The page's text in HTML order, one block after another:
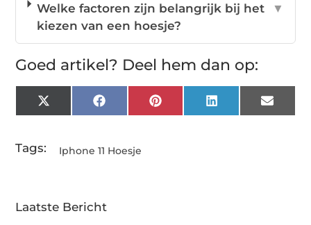
Welke factoren zijn belangrijk bij het
kiezen van een hoesje?
▼
Goed artikel? Deel hem dan op:
X
(Twitter)
FacebookPinterestLinkedInEmail
Tags: Iphone 11 Hoesje
Laatste Bericht